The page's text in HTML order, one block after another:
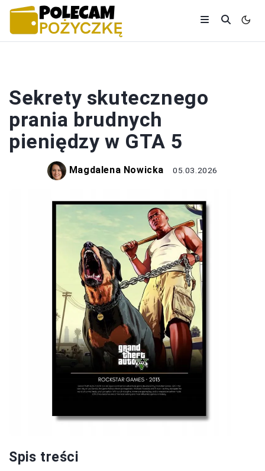
Sekrety skutecznego
prania brudnych
pieniędzy w GTA 5
Magdalena Nowicka 05.03.2026
Spis treści